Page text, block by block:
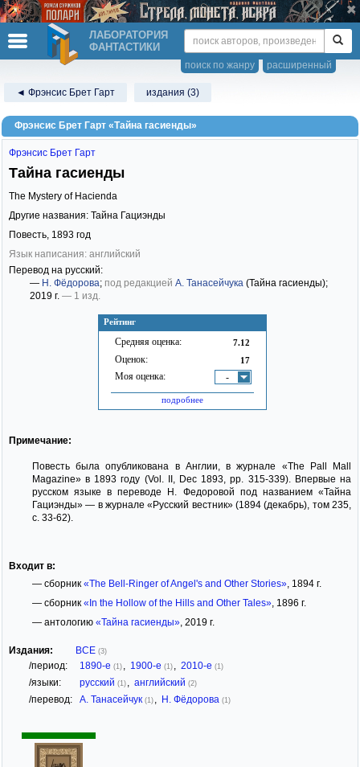
ЛАБОРАТОРИЯ
ФАНТАСТИКИ
расширенный
поиск по жанру
◄ Фрэнсис Брет Гарт издания (3)
Фрэнсис Брет Гарт «Тайна гасиенды»
Рейтинг
Средняя оценка: 7.12
Оценок: 17
Моя оценка: -
подробнее
Фрэнсис Брет Гарт
Тайна гасиенды
The Mystery of Hacienda
Другие названия: Тайна Гациэнды
Повесть, 1893 год
Язык написания: английский
Перевод на русский:
— Н. Фёдорова; под редакцией А. Танасейчука (Тайна гасиенды);
2019 г. — 1 изд.
Примечание:
Повесть была опубликована в Англии, в журнале «The Pall Mall
Magazine» в 1893 году (Vol. II, Dec 1893, pp. 315-339). Впервые на
русском языке в переводе Н. Федоровой под названием «Тайна
Гациэнды» — в журнале «Русский вестник» (1894 (декабрь), том 235,
с. 33-62).
Входит в:
— сборник «The Bell-Ringer of Angel's and Other Stories», 1894 г.
— сборник «In the Hollow of the Hills and Other Tales», 1896 г.
— антологию «Тайна гасиенды», 2019 г.
Издания: ВСЕ (3)
/период: 1890-е (1) 1900-е (1) 2010-е (1)
/языки: русский (1) английский (2)
/перевод: А. Танасейчук (1) Н. Фёдорова (1)